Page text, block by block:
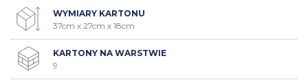
WYMIARY KARTONU
37cm x 27cm x 18cm
KARTONY NA WARSTWIE
9